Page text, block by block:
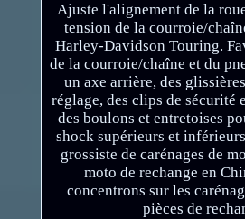
Ajuste l'alignement de la
tension de la courroie/
Harley-Davidson Touring.
de la courroie/chaîne et du
un axe arrière, des
réglage, des clips de sécurité
des boulons et entretoises
shock supérieurs et
grossiste de carénages de
moto de rechange en
concentrons sur les
pièces de